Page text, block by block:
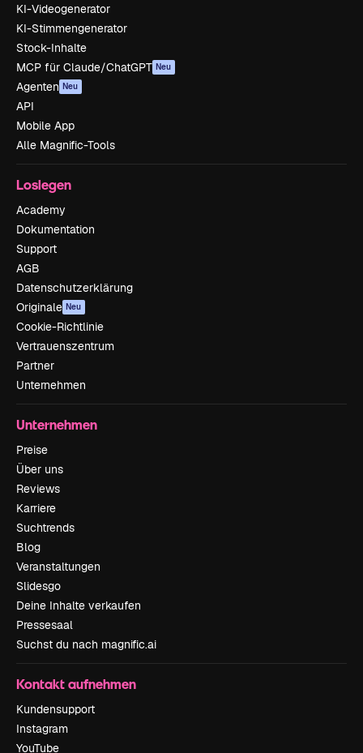
KI-Videogenerator
KI-Stimmengenerator
Stock-Inhalte
MCP für Claude/ChatGPT Neu
Agenten Neu
API
Mobile App
Alle Magnific-Tools
Loslegen
Academy
Dokumentation
Support
AGB
Datenschutzerklärung
Originale Neu
Cookie-Richtlinie
Vertrauenszentrum
Partner
Unternehmen
Unternehmen
Preise
Über uns
Reviews
Karriere
Suchtrends
Blog
Veranstaltungen
Slidesgo
Deine Inhalte verkaufen
Pressesaal
Suchst du nach magnific.ai
Kontakt aufnehmen
Kundensupport
Instagram
YouTube